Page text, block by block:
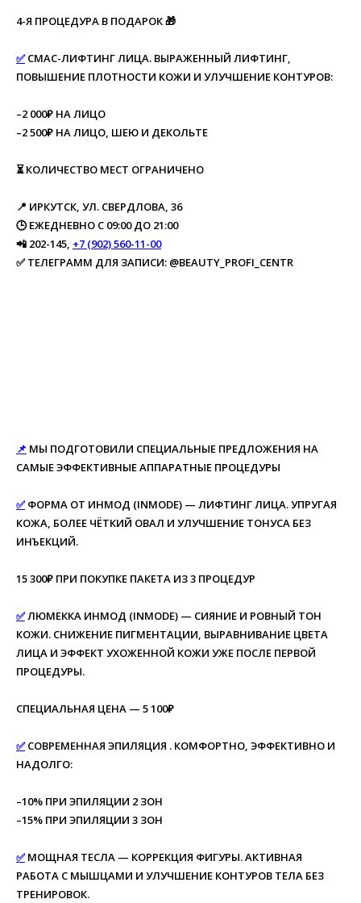
4-Я ПРОЦЕДУРА В ПОДАРОК 🎁
✅ СМАС-ЛИФТИНГ ЛИЦА. ВЫРАЖЕННЫЙ ЛИФТИНГ,
ПОВЫШЕНИЕ ПЛОТНОСТИ КОЖИ И УЛУЧШЕНИЕ КОНТУРОВ:
–2 000₽ НА ЛИЦО
–2 500₽ НА ЛИЦО, ШЕЮ И ДЕКОЛЬТЕ
⏳ КОЛИЧЕСТВО МЕСТ ОГРАНИЧЕНО
📍 ИРКУТСК, УЛ. СВЕРДЛОВА, 36
🕒 ЕЖЕДНЕВНО С 09:00 ДО 21:00
📲 202-145, +7 (902) 560-11-00
✅ ТЕЛЕГРАММ ДЛЯ ЗАПИСИ: @BEAUTY_PROFI_CENTR
📌 МЫ ПОДГОТОВИЛИ СПЕЦИАЛЬНЫЕ ПРЕДЛОЖЕНИЯ НА
САМЫЕ ЭФФЕКТИВНЫЕ АППАРАТНЫЕ ПРОЦЕДУРЫ
✅ ФОРМА ОТ ИНМОД (INMODE) — ЛИФТИНГ ЛИЦА. УПРУГАЯ
КОЖА, БОЛЕЕ ЧЁТКИЙ ОВАЛ И УЛУЧШЕНИЕ ТОНУСА БЕЗ
ИНЪЕКЦИЙ.
15 300₽ ПРИ ПОКУПКЕ ПАКЕТА ИЗ 3 ПРОЦЕДУР
✅ЛЮМЕККА ИНМОД (INMODE) — СИЯНИЕ И РОВНЫЙ ТОН
КОЖИ. СНИЖЕНИЕ ПИГМЕНТАЦИИ, ВЫРАВНИВАНИЕ ЦВЕТА
ЛИЦА И ЭФФЕКТ УХОЖЕННОЙ КОЖИ УЖЕ ПОСЛЕ ПЕРВОЙ
ПРОЦЕДУРЫ.
СПЕЦИАЛЬНАЯ ЦЕНА — 5 100₽
✅ СОВРЕМЕННАЯ ЭПИЛЯЦИЯ . КОМФОРТНО, ЭФФЕКТИВНО И
НАДОЛГО:
–10% ПРИ ЭПИЛЯЦИИ 2 ЗОН
–15% ПРИ ЭПИЛЯЦИИ 3 ЗОН
✅ МОЩНАЯ ТЕСЛА — КОРРЕКЦИЯ ФИГУРЫ. АКТИВНАЯ
РАБОТА С МЫШЦАМИ И УЛУЧШЕНИЕ КОНТУРОВ ТЕЛА БЕЗ
ТРЕНИРОВОК.